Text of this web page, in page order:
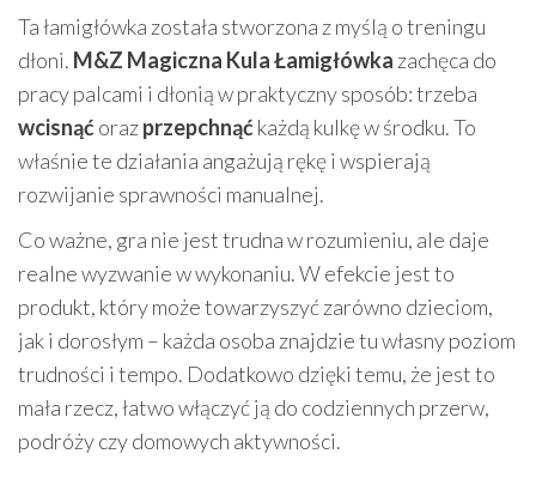
Ta łamigłówka została stworzona z myślą o treningu
dłoni. M&Z Magiczna Kula Łamigłówka zachęca do
pracy palcami i dłonią w praktyczny sposób: trzeba
wcisnąćorazprzepchnąćkażdą kulkę w środku. To
właśnie te działania angażują rękę i wspierają
rozwijanie sprawności manualnej.
Co ważne, gra nie jest trudna w rozumieniu, ale daje
realne wyzwanie w wykonaniu. W efekcie jest to
produkt, który może towarzyszyć zarówno dzieciom,
jak i dorosłym – każda osoba znajdzie tu własny poziom
trudności i tempo. Dodatkowo dzięki temu, że jest to
mała rzecz, łatwo włączyć ją do codziennych przerw,
podróży czy domowych aktywności.